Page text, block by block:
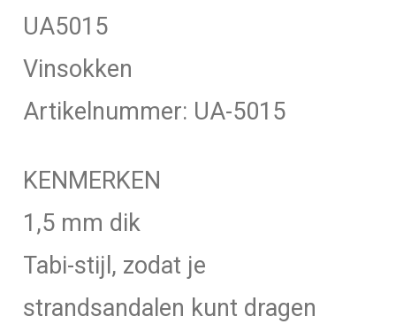
UA5015
Vinsokken
Artikelnummer: UA-5015
KENMERKEN
1,5 mm dik
Tabi-stijl, zodat je
strandsandalen kunt dragen